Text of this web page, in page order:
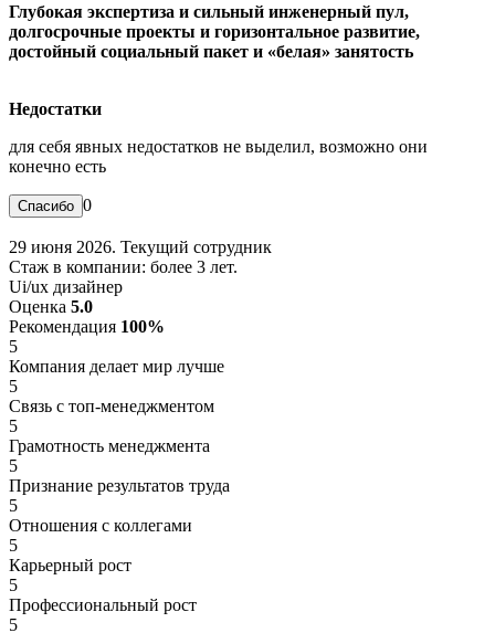
Глубокая экспертиза и сильный инженерный пул,
долгосрочные проекты и горизонтальное развитие,
достойный социальный пакет и «белая» занятость
Недостатки
для себя явных недостатков не выделил, возможно они
конечно есть
0
29 июня 2026. Текущий сотрудник
Стаж в компании: более 3 лет.
Ui/ux дизайнер
Оценка 5.0
Рекомендация 100%
5
Компания делает мир лучше
5
Связь с топ-менеджментом
5
Грамотность менеджмента
5
Признание результатов труда
5
Отношения с коллегами
5
Карьерный рост
5
Профессиональный рост
5